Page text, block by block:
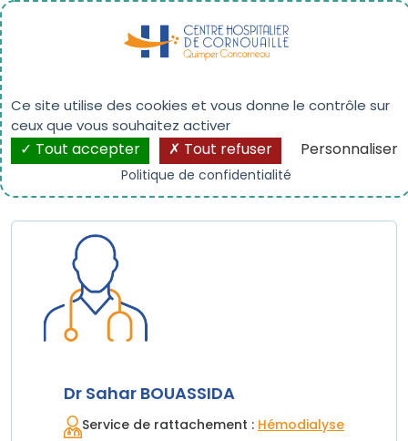
Dr Sahar BOUASSIDA
Dr Sahar BOUASSIDA
Service de rattachement : Hémodialyse
Panneau de gestion des cookies
Ce site utilise des cookies et vous donne le contrôle sur
ceux que vous souhaitez activer
Tout accepter Tout refuser Personnaliser
Politique de confidentialité